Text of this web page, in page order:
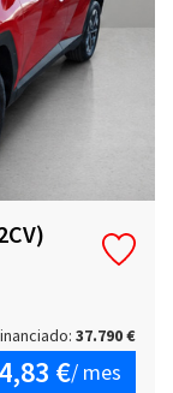
37.790 €
€/ mes